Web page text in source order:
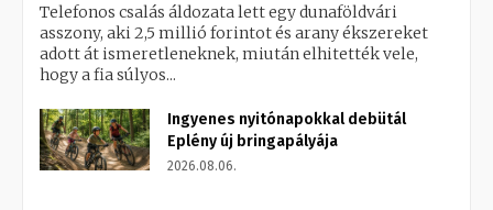
Telefonos csalás áldozata lett egy dunaföldvári
asszony, aki 2,5 millió forintot és arany ékszereket
adott át ismeretleneknek, miután elhitették vele,
hogy a fia súlyos...
Ingyenes nyitónapokkal debütál
Eplény új bringapályája
2026.08.06.